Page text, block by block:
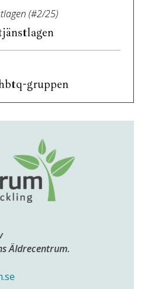
(#2/25)
gruppen
Äldrecentrum.